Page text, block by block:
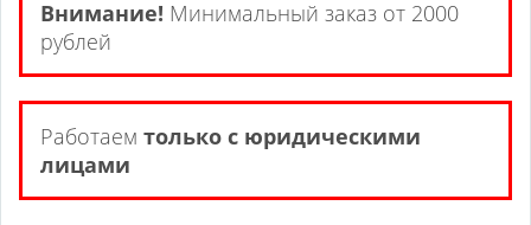
Внимание! Минимальный заказ от 2000
рублей
Работаем только с юридическими
лицами